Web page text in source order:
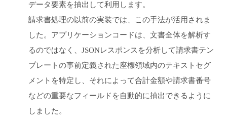
データ要素を抽出して利用します。
請求書処理の以前の実装では、この手法が活用されま
した。アプリケーションコードは、文書全体を解析す
るのではなく、JSONレスポンスを分析して請求書テン
プレートの事前定義された座標領域内のテキストセグ
メントを特定し、それによって合計金額や請求書番号
などの重要なフィールドを自動的に抽出できるように
しました。